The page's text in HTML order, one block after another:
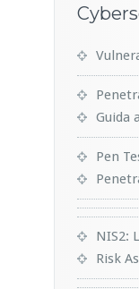
Guida
Pen
NIS2:
Risk